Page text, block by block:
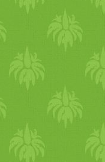
kisütjük a
a